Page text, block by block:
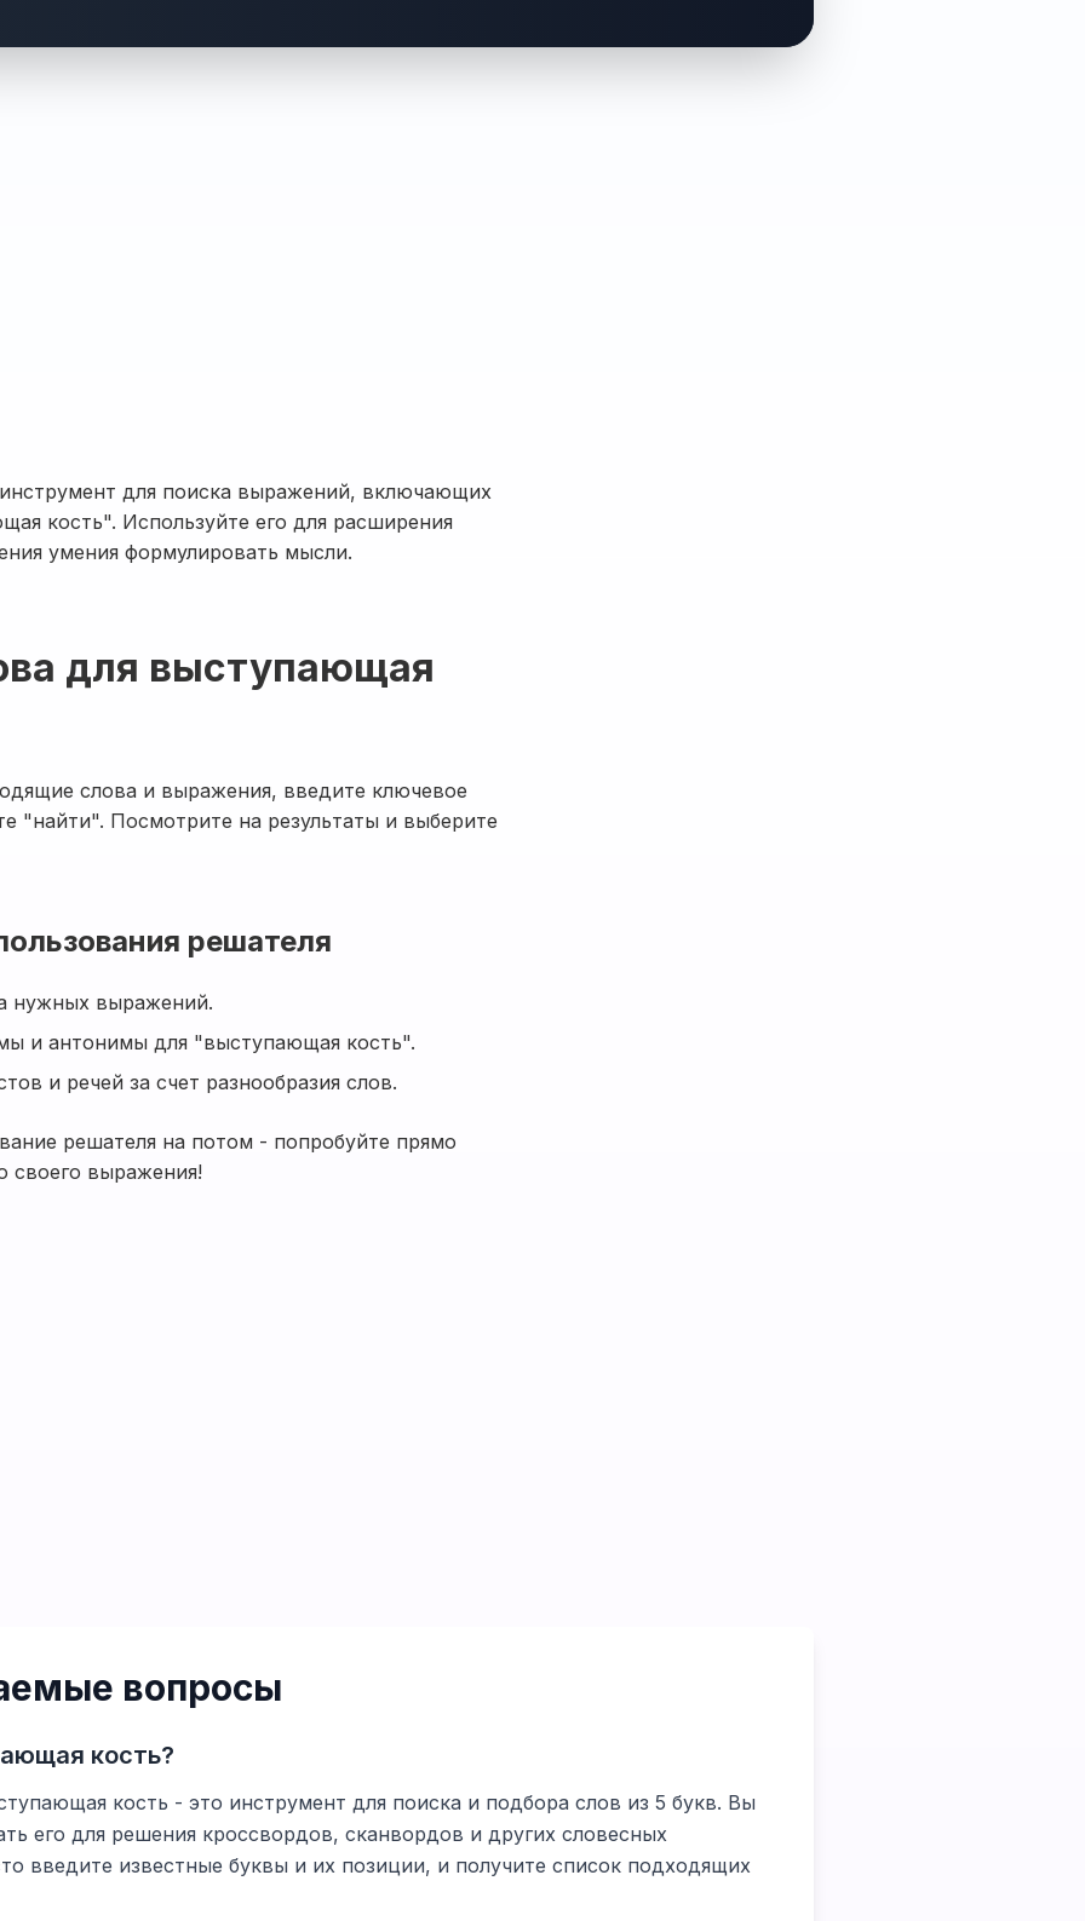
для поиска выражений, включающих
кость". Используйте его для расширения
умения формулировать мысли.
для выступающая
слова и выражения, введите ключевое
"найти". Посмотрите на результаты и выберите
решателя
нужных выражений.
и антонимы для "выступающая кость".
и речей за счет разнообразия слов.
решателя на потом - попробуйте прямо
своего выражения!
вопросы
кость?
кость - это инструмент для поиска и подбора слов из 5 букв. Вы
его для решения кроссвордов, сканвордов и других словесных
введите известные буквы и их позиции, и получите список подходящих